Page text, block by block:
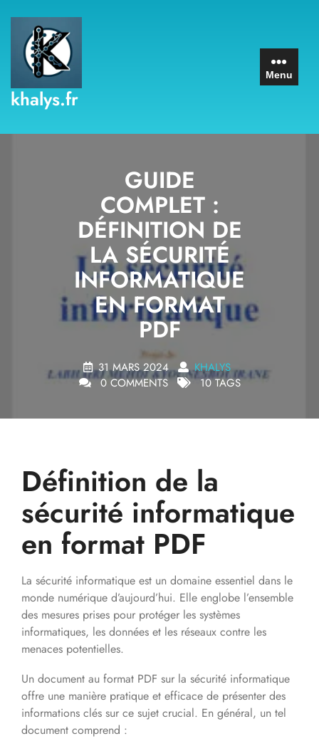
content
khalys.fr
Menu
GUIDE
COMPLET :
DÉFINITION DE
LA SÉCURITÉ
INFORMATIQUE
EN FORMAT
PDF
31 MARS 2024
KHALYS
0 COMMENTS
10 TAGS
Définition de la
sécurité informatique
en format PDF
La sécurité informatique est un domaine essentiel dans le
monde numérique d’aujourd’hui. Elle englobe l’ensemble
des mesures prises pour protéger les systèmes
informatiques, les données et les réseaux contre les
menaces potentielles.
Un document au format PDF sur la sécurité informatique
offre une manière pratique et efficace de présenter des
informations clés sur ce sujet crucial. En général, un tel
document comprend :